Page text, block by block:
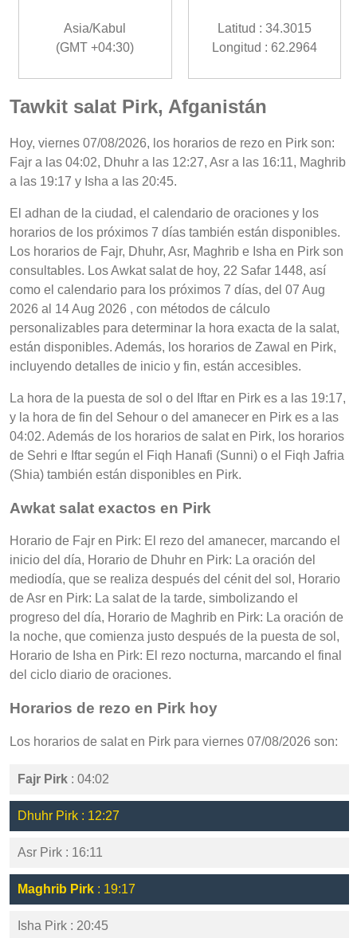
Asia/Kabul
(GMT +04:30)
Latitud : 34.3015
Longitud : 62.2964
Tawkit salat Pirk, Afganistán
Hoy, viernes 07/08/2026, los horarios de rezo en Pirk son:
Fajr a las 04:02, Dhuhr a las 12:27, Asr a las 16:11, Maghrib
a las 19:17 y Isha a las 20:45.
El adhan de la ciudad, el calendario de oraciones y los
horarios de los próximos 7 días también están disponibles.
Los horarios de Fajr, Dhuhr, Asr, Maghrib e Isha en Pirk son
consultables. Los Awkat salat de hoy, 22 Safar 1448, así
como el calendario para los próximos 7 días, del 07 Aug
2026 al 14 Aug 2026 , con métodos de cálculo
personalizables para determinar la hora exacta de la salat,
están disponibles. Además, los horarios de Zawal en Pirk,
incluyendo detalles de inicio y fin, están accesibles.
La hora de la puesta de sol o del Iftar en Pirk es a las 19:17,
y la hora de fin del Sehour o del amanecer en Pirk es a las
04:02. Además de los horarios de salat en Pirk, los horarios
de Sehri e Iftar según el Fiqh Hanafi (Sunni) o el Fiqh Jafria
(Shia) también están disponibles en Pirk.
Awkat salat exactos en Pirk
Horario de Fajr en Pirk: El rezo del amanecer, marcando el
inicio del día, Horario de Dhuhr en Pirk: La oración del
mediodía, que se realiza después del cénit del sol, Horario
de Asr en Pirk: La salat de la tarde, simbolizando el
progreso del día, Horario de Maghrib en Pirk: La oración de
la noche, que comienza justo después de la puesta de sol,
Horario de Isha en Pirk: El rezo nocturna, marcando el final
del ciclo diario de oraciones.
Horarios de rezo en Pirk hoy
Los horarios de salat en Pirk para viernes 07/08/2026 son:
Fajr Pirk : 04:02
Dhuhr Pirk : 12:27
Asr Pirk : 16:11
Maghrib Pirk : 19:17
Isha Pirk : 20:45